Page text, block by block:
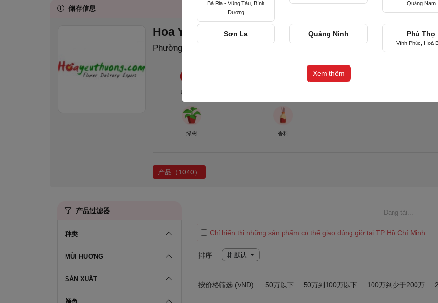
储存信息
Hoa Yêu Thương (HYT)
Phường Võ Thị Sáu, TP Hồ Chí Minh
所有产品
绿树 香料
产品（1040）
产品过滤器
种类
MÙI HƯƠNG
SẢN XUẤT
颜色
Đang tải...
Chỉ hiển thị những sản phẩm có thể giao đúng giờ tại TP Hồ Chí Minh
排序 默认
按价格筛选 (VND): 50万以下 50万到100万以下 100万到少于200万
Bà Rịa - Vũng Tàu, Bình
Dương
Quảng Nam
Sơn La Quảng Ninh Phú Thọ
Vĩnh Phúc, Hoà
Xem thêm